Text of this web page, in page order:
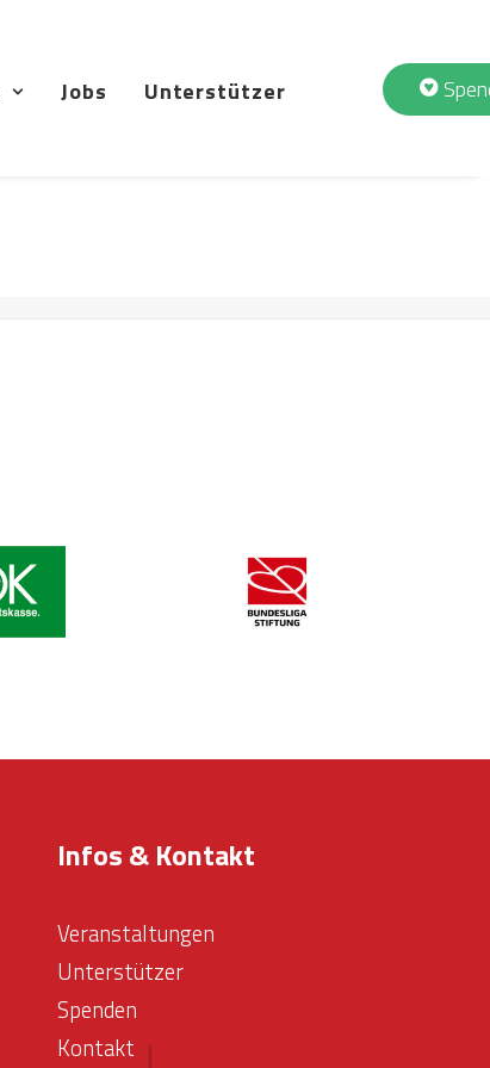
Jobs Unterstützer
Infos & Kontakt
Veranstaltungen
Unterstützer
Spenden
Kontakt